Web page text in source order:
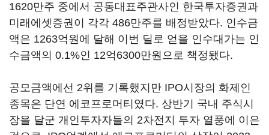
1620만주 중에서 공동대표주관사인 한국투자증권과
미래에셋증권이 각각 486만주를 배정받았다. 인수금
액은 1263억원에 달해 이번 딜로 얻을 인수대가는 인
수금액의 0.1%인 12억6300만원으로 책정됐다.
공모금액에선 2위를 기록했지만 IPO시장의 화제인
종목은 단연 에코프로머티였다. 상반기 국내 주식시
장을 달군 개인투자자들의 2차전지 투자 열풍에 이은